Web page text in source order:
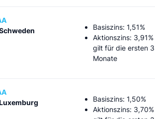
Basiszins: 1,51%
Aktionszins: 3,91%
gilt für die ersten 3
Monate
Basiszins: 1,50%
Aktionszins: 3,70%